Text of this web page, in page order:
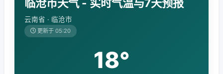
临沧市天气 - 实时气温与7天预报
云南省 · 临沧市
更新于 05:20
18°